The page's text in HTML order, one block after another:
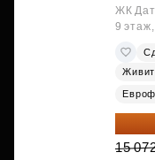
ЖК
9
11
15